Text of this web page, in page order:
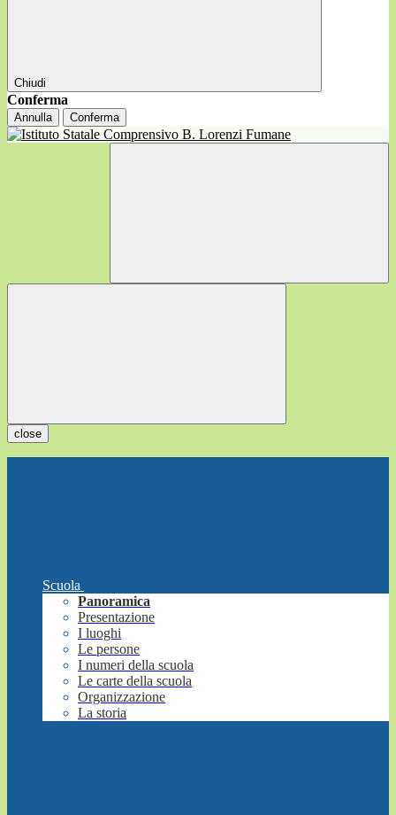
Chiudi
Conferma
Annulla Conferma
close
Scuola
Panoramica
Presentazione
I luoghi
Le persone
I numeri della scuola
Le carte della scuola
Organizzazione
La storia